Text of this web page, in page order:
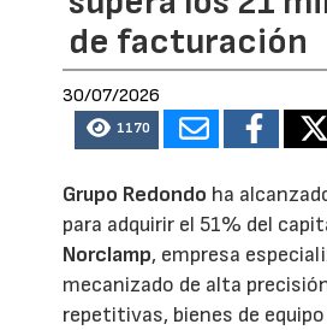
de facturación
30/07/2026
1170
Grupo Redondo ha
para adquirir el 51% del
Norclamp, empresa
mecanizado de alta
repetitivas, bienes de